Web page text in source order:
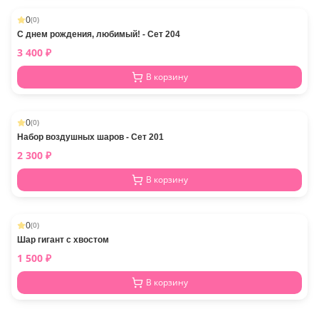
0(0)
С днем рождения, любимый! - Сет 204
3 400 ₽
В корзину
0(0)
Набор воздушных шаров - Сет 201
2 300 ₽
В корзину
0(0)
Шар гигант с хвостом
1 500 ₽
В корзину